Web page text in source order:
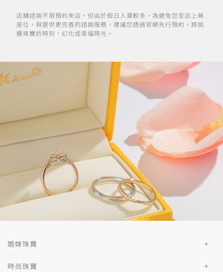
店鋪諮詢不限預約來店，但由於假日人潮較多，為避免您至店上無
座位，與提供更完善的諮詢服務，建議您透過官網先行預約，將挑
選珠寶的時刻，幻化成幸福時光。
婚嫁珠寶
時尚珠寶